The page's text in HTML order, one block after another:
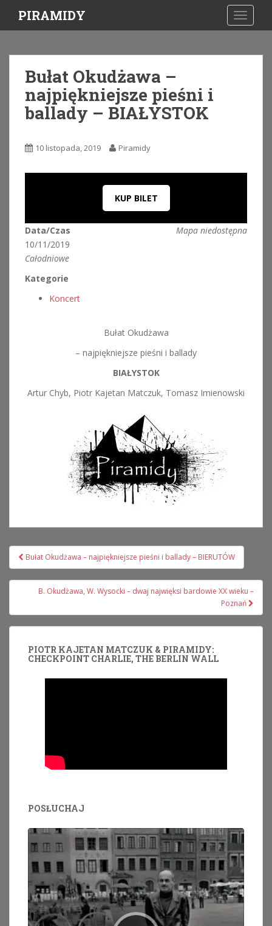
i
PIRAMIDY
Bułat Okudżawa –
najpiękniejsze pieśni i
ballady – BIAŁYSTOK
10 listopada, 2019 Piramidy
KUP BILET
Mapa niedostępna
Data/Czas
10/11/2019
Całodniowe
Kategorie
Koncert
Bułat Okudżawa
– najpiękniejsze pieśni i ballady
BIAŁYSTOK
Artur Chyb, Piotr Kajetan Matczuk, Tomasz Imienowski
Nawigacja
wpisu
Bułat Okudżawa – najpiękniejsze pieśni i ballady – BIERUTÓW
B. Okudżawa, W. Wysocki – dwaj najwięksi bardowie XX wieku –
Poznań
PIOTR KAJETAN MATCZUK & PIRAMIDY:
CHECKPOINT CHARLIE, THE BERLIN WALL
POSŁUCHAJ
Odtwarzacz
dźwiękowych